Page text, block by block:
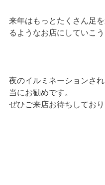
来年はもっとたくさん足
るようなお店にしていこう
夜のイルミネーションさ
当にお勧めです。
ぜひご来店お待ちしており